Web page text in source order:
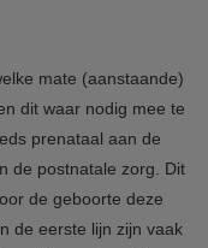
mate (aanstaande)
dit waar nodig mee te
prenataal aan de
de postnatale zorg. Dit
de geboorte deze
de eerste lijn zijn vaak